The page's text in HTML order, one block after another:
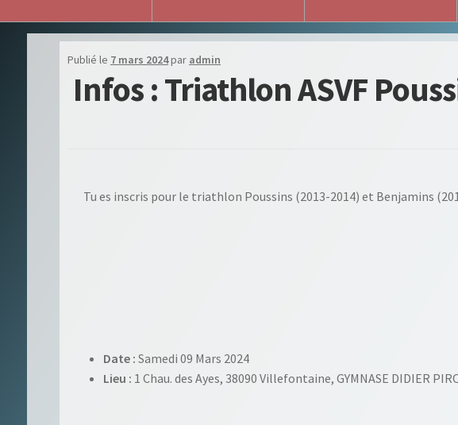
Publié le 7 mars 2024par admin
Infos : Triathlon ASVF
Tu es inscris pour le triathlon Poussins (2013-2014) et Benjamins
Date : Samedi 09 Mars 2024
Lieu : 1 Chau. des Ayes, 38090 Villefontaine, GYMNASE DIDIER